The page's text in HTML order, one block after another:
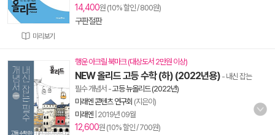
미리보기
14,400원 (10% 할인 / 800원)
구판절판
행운 아크릴 북마크 (대상도서 2만원 이상)
NEW 올리드 고등 수학 (하) (2022년용) - 내신 잡는
필수 개념서 -고등 뉴올리드 (2022년)
미래엔 콘텐츠 연구회 (지은이)
미래엔 2019년 09월
12,600원 (10% 할인 / 700원)